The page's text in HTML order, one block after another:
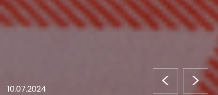
10.07.2024 < >